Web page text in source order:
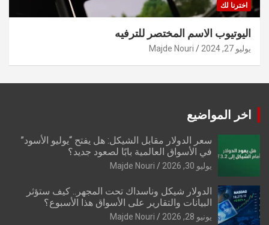
اخترنا لك
اليوتيوب الاسم المختصر للترفيه
يوليو 27, 2024 Majde Nouri
اخر المواضيع
سعر الدولار مقابل الشيكل: هل يفتح “يوليو الأسود”
في الأسواق العالمية بابًا لصعود جديد؟
يوليو 30, 2026 Majde Nouri
الدولار شيكل وناسداك تحت المجهر.. كيف ستؤثر
البيانات والتقارير على الأسواق هذا الأسبوع؟
يونيو 28, 2026 Majde Nouri